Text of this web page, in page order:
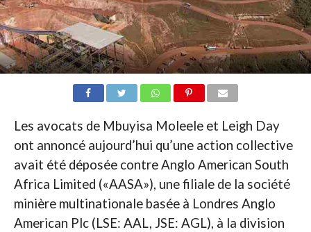
Les avocats de Mbuyisa Moleele et Leigh Day
ont annoncé aujourd’hui qu’une action collective
avait été déposée contre Anglo American South
Africa Limited («AASA»), une filiale de la société
minière multinationale basée à Londres Anglo
American Plc (LSE: AAL, JSE: AGL), à la division